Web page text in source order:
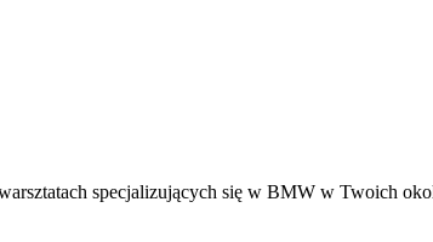
specjalizujących się w BMW w Twoich